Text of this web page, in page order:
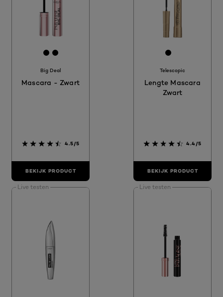
[Color]: #000000
[Color]: #000000
Big Deal
Mascara - Zwart
4.5/5
BEKIJK PRODUCT
[Color]:
Telescopic
Lengte Mascara
Zwart
4.4/5
BEKIJK PRODUCT
Live testen Live testen